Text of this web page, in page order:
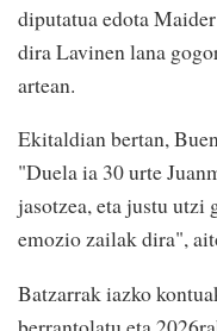
diputatua edota
dira Lavinen lana
artean.
Ekitaldian bertan,
"Duela ia 30 urte
jasotzea, eta justu utzi
emozio zailak dira",
Batzarrak iazko